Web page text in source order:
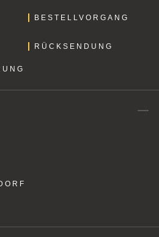
BESTELLVORGANG
RÜCKSENDUNG